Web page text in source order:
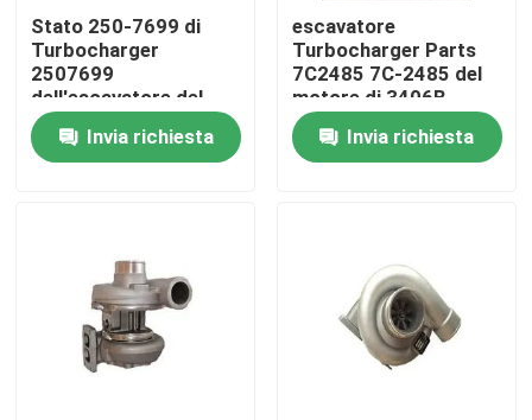
Prodotti
Video
Giro della fabbrica
Controllo di qualità
Stato 250-7699 di
Turbocharger
2507699
dell'escavatore del
motore di E325D C7
nuovo Invia richiesta
escavatore
Turbocharger Parts
7C2485 7C-2485 del
motore di 3406B
3406C
Invia richiesta